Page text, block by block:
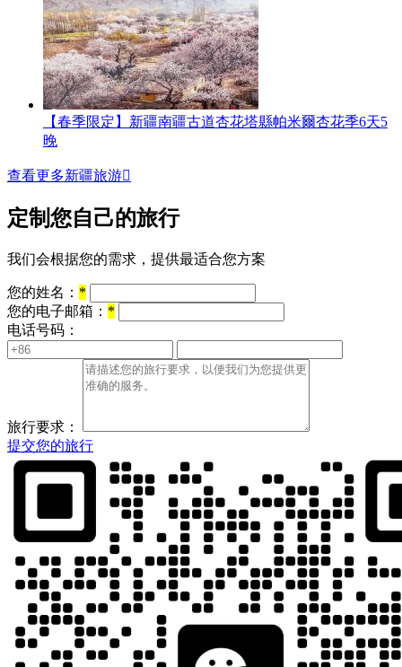
【春季限定】新疆南疆古道杏花塔縣帕米爾杏花季6天5
晚
查看更多新疆旅游
定制您自己的旅行
我们会根据您的需求，提供最适合您方案
您的姓名： *
您的电子邮箱： *
电话号码：
旅行要求：
提交您的旅行